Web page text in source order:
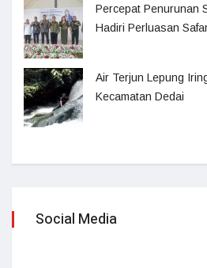
Percepat Penurunan
Hadiri Perluasan
Air Terjun Lepung
Kecamatan Dedai
Social Media